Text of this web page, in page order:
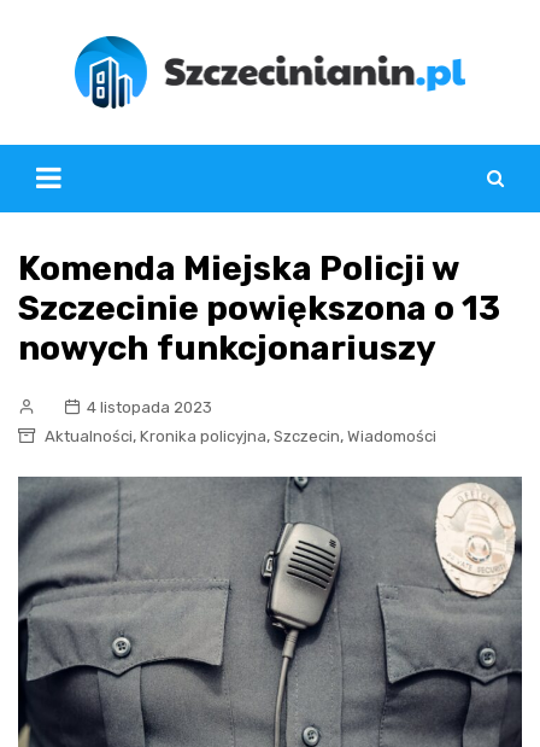
Komenda Miejska Policji w
Szczecinie powiększona o 13
nowych funkcjonariuszy
4 listopada 2023
Aktualności, Kronika policyjna, Szczecin, Wiadomości